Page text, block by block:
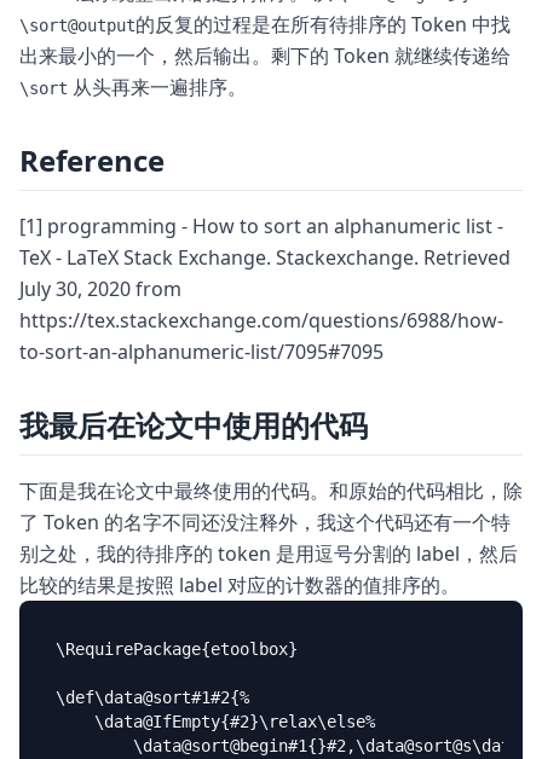
\sort@output的反复的过程是在所有待排序的 Token 中找
出来最小的一个，然后输出。剩下的 Token 就继续传递给
\sort 从头再来一遍排序。
Reference
[1] programming - How to sort an alphanumeric list -
TeX - LaTeX Stack Exchange. Stackexchange. Retrieved
July 30, 2020 from
https://tex.stackexchange.com/questions/6988/how-
to-sort-an-alphanumeric-list/7095#7095
我最后在论文中使用的代码
下面是我在论文中最终使用的代码。和原始的代码相比，除
了 Token 的名字不同还没注释外，我这个代码还有一个特
别之处，我的待排序的 token 是用逗号分割的 label，然后
比较的结果是按照 label 对应的计数器的值排序的。
\RequirePackage{etoolbox}
\def\data@sort#1#2{%
    \data@IfEmpty{#2}\relax\else%